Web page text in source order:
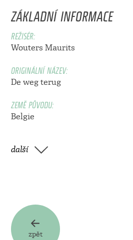
ZÁKLADNÍ INFORMACE
REŽISÉR:
Wouters Maurits
ORIGINÁLNÍ NÁZEV:
De weg terug
ZEMĚ PŮVODU:
Belgie
další
zpět